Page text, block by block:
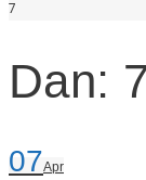
7
Dan:
07Apr